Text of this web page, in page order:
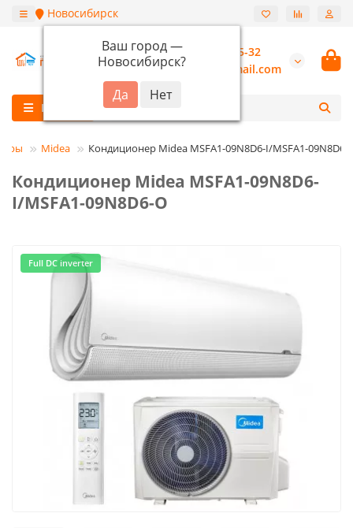
Новосибирск
Ваш город —
Новосибирск?
+7 (913) 987-55-32
burannsk@gmail.com
Каталог
Midea Кондиционер Midea MSFA1-09N8D6-I/MSFA1-09N8D6-
Кондиционер Midea MSFA1-09N8D6-
I/MSFA1-09N8D6-O
Full DC inverter